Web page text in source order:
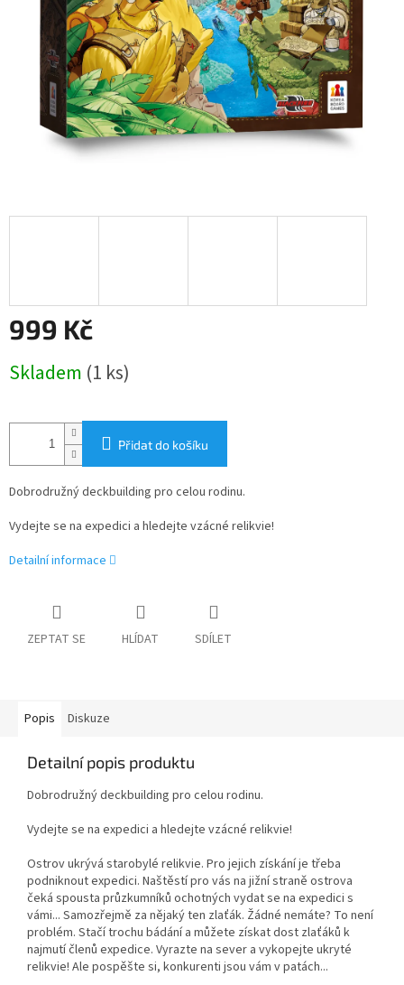
999 Kč
cena:
Skladem (1 ks)
Přidat do košíku
Dobrodružný deckbuilding pro celou rodinu.
Vydejte se na expedici a hledejte vzácné relikvie!
Detailní informace
ZEPTAT SE HLÍDAT SDÍLET
Popis Diskuze
Detailní popis produktu
Dobrodružný deckbuilding pro celou rodinu.
Vydejte se na expedici a hledejte vzácné relikvie!
Ostrov ukrývá starobylé relikvie. Pro jejich získání je třeba
podniknout expedici. Naštěstí pro vás na jižní straně ostrova
čeká spousta průzkumníků ochotných vydat se na expedici s
vámi... Samozřejmě za nějaký ten zlaťák. Žádné nemáte? To není
problém. Stačí trochu bádání a můžete získat dost zlaťáků k
najmutí členů expedice. Vyrazte na sever a vykopejte ukryté
relikvie! Ale pospěšte si, konkurenti jsou vám v patách...